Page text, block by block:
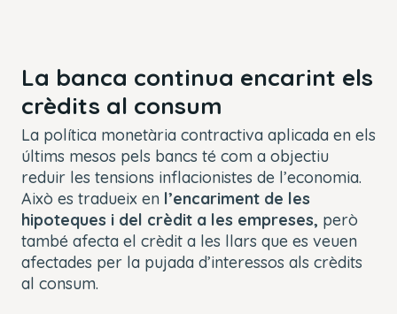
La banca continua encarint els
crèdits al consum
La política monetària contractiva aplicada en els
últims mesos pels bancs té com a objectiu
reduir les tensions inflacionistes de l’economia.
Això es tradueix en l’encariment de les
hipoteques i del crèdit a les empreses, però
també afecta el crèdit a les llars que es veuen
afectades per la pujada d’interessos als crèdits
al consum.